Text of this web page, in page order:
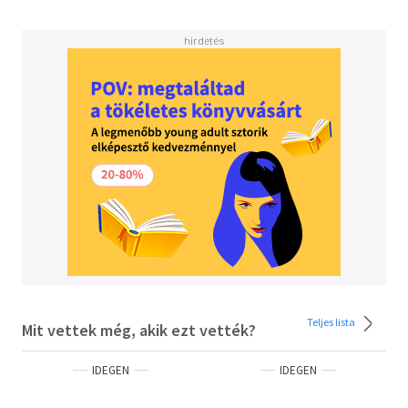
KIRKUSWELCOME TO A WORLD DIVIDED BY BLOOD - RED
in possession of god-like superpowers.To Mare Barrow, a
seventeen-year-old Red thief from the poverty-stricken
Stilts where the only possible future is conscription into
the empire's endless war, it seems like nothing will ever
change, especially now her brothers and her best friend
have all been called up to spill their blood for their
oppressor.Then she finds herself recruited to work in the
Silver Palace by an enigmatic stranger who turns out to be
none other than the crown prince himself, Tiberias Calore.
Here, surrounded by the people she hates the most, Mare
discovers that she possesses a deadly power of her own -
order.Fearful of Mare's potential, the Silvers hide her in
plain view, declaring her a long-lost Silver princess, now
though she knows one misstep means certain death, Mare
Mit vettek még, akik ezt vették? Teljes lista
IDEGEN IDEGEN